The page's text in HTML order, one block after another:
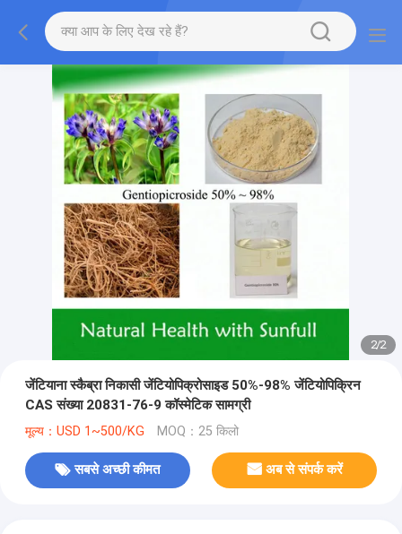
2/2
जेंटियाना स्कैब्रा निकासी जेंटियोपिक्रोसाइड 50%-98% जेंटियोपिक्रिन
CAS संख्या 20831-76-9 कॉस्मेटिक सामग्री
मूल्य：USD 1~500/KG MOQ：25 किलो
सबसे अच्छी कीमत अब से संपर्क करें